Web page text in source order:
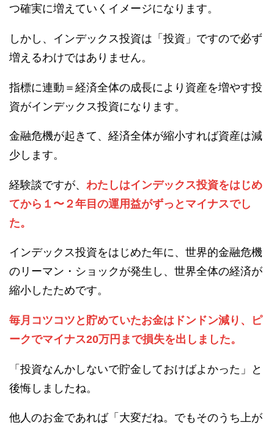
つ確実に増えていくイメージになります。
しかし、インデックス投資は「投資」ですので必ず
増えるわけではありません。
指標に連動＝経済全体の成長により資産を増やす投
資がインデックス投資になります。
金融危機が起きて、経済全体が縮小すれば資産は減
少します。
経験談ですが、 わたしはインデックス投資をはじめ
てから１〜２年目の運用益がずっとマイナスでし
た。
インデックス投資をはじめた年に、世界的金融危機
のリーマン・ショックが発生し、世界全体の経済が
縮小したためです。
毎月コツコツと貯めていたお金はドンドン減り、ピ
ークでマイナス20万円まで損失を出しました。
「投資なんかしないで貯金しておけばよかった」と
後悔しましたね。
他人のお金であれば「大変だね。でもそのうち上が